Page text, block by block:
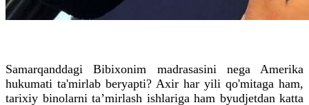
Samarqanddagi Bibixonim madrasasini nega Amerika
hukumati ta'mirlab beryapti? Axir har yili qo'mitaga ham,
tarixiy binolarni ta’mirlash ishlariga ham byudjetdan katta